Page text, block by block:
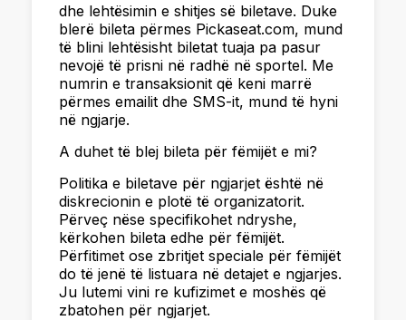
dhe lehtësimin e shitjes së biletave. Duke
blerë bileta përmes Pickaseat.com, mund
të blini lehtësisht biletat tuaja pa pasur
nevojë të prisni në radhë në sportel. Me
numrin e transaksionit që keni marrë
përmes emailit dhe SMS-it, mund të hyni
në ngjarje.
A duhet të blej bileta për fëmijët e mi?
Politika e biletave për ngjarjet është në
diskrecionin e plotë të organizatorit.
Përveç nëse specifikohet ndryshe,
kërkohen bileta edhe për fëmijët.
Përfitimet ose zbritjet speciale për fëmijët
do të jenë të listuara në detajet e ngjarjes.
Ju lutemi vini re kufizimet e moshës që
zbatohen për ngjarjet.